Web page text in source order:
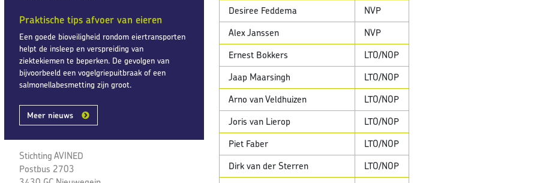
Praktische tips afvoer van eieren
Een goede bioveiligheid rondom eiertransporten
helpt de insleep en verspreiding van
ziektekiemen te beperken. De gevolgen van
bijvoorbeeld een vogelgriepuitbraak of een
salmonellabesmetting zijn groot.
Meer nieuws
Stichting AVINED
Postbus 2703
Desiree Feddema
NVP
Alex Janssen
NVP
Ernest Bokkers
LTO/NOP
Jaap Maarsingh
LTO/NOP
Arno van Veldhuizen
LTO/NOP
Joris van Lierop
LTO/NOP
Piet Faber
LTO/NOP
Dirk van der Sterren
LTO/NOP